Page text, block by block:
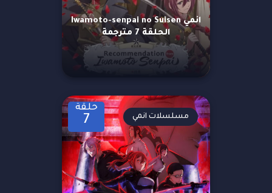
انمي Iwamoto-senpai no Suisen
الحلقة 7 مترجمة
حلقة
7 مسلسلات انمي